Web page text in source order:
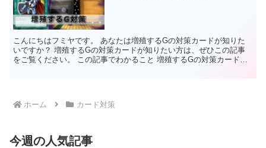
こんにちはフミヤです。 あなたは増殖するGの対策カードが知りた
いですか？ 増殖するGの対策カードが知りたい方は、ぜひこの記事
をご覧ください。 この記事でわかること 増殖するGの対策カードが
ホーム カード対策
今週の人気記事